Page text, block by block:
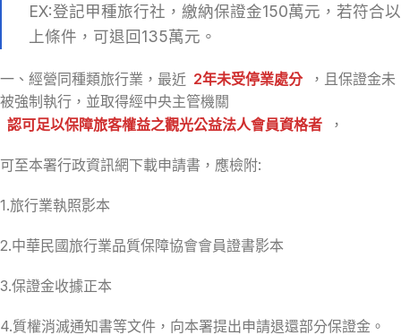
EX:登記甲種旅行社，繳納保證金150萬元，若符合以
上條件，可退回135萬元。
一、經營同種類旅行業，最近 2年未受停業處分
，且保證金未
被強制執行，並取得經中央主管機關
認可足以保障旅客權益之觀光公益法人會員資格者
，
可至本署行政資訊網下載申請書，應檢附:
1.旅行業執照影本
2.中華民國旅行業品質保障協會會員證書影本
3.保證金收據正本
4.質權消滅通知書等文件，向本署提出申請退還部分保證金。